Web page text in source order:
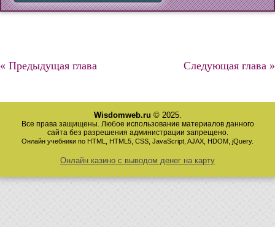
« Предыдущая глава Следующая глава »
Wisdomweb.ru © 2025.
Все права защищены. Любое использование материалов данного
сайта без разрешения администрации запрещено.
Онлайн учебники по HTML, HTML5, CSS, JavaScript, AJAX, HDOM, jQuery.
Онлайн казино с выводом денег на карту